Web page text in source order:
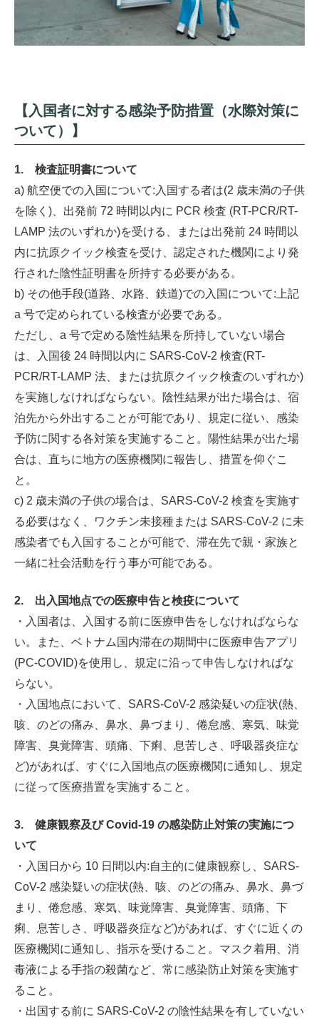
【入国者に対する感染予防措置（水際対策に
ついて）】
1. 検査証明書について
a) 航空便での入国について:入国する者は(2 歳未満の子供
を除く)、出発前 72 時間以内に PCR 検査 (RT-PCR/RT-
LAMP 法のいずれか)を受ける、または出発前 24 時間以
内に抗原クイック検査を受け、認定された機関により発
行された陰性証明書を所持する必要がある。
b) その他手段(道路、水路、鉄道)での入国について:上記
a 号で定められている検査が必要である。
ただし、a 号で定める陰性結果を所持していない場合
は、入国後 24 時間以内に SARS-CoV-2 検査(RT-
PCR/RT-LAMP 法、または抗原クイック検査のいずれか)
を実施しなければならない。陰性結果が出た場合は、宿
泊先から外出することが可能であり、規定に従い、感染
予防に関する各対策を実施すること。陽性結果が出た場
合は、直ちに地方の医療機関に報告し、措置を仰ぐこ
と。
c) 2 歳未満の子供の場合は、SARS-CoV-2 検査を実施す
る必要はなく、ワクチン未接種または SARS-CoV-2 に未
感染者でも入国することが可能で、滞在先で親・家族と
一緒に社会活動を行う事が可能である。
2. 出入国地点での医療申告と検疫について
・入国者は、入国する前に医療申告をしなければならな
い。また、ベトナム国内滞在の期間中に医療申告アプリ
(PC-COVID)を使用し、規定に沿って申告しなければな
らない。
・入国地点において、SARS-CoV-2 感染疑いの症状(熱、
咳、のどの痛み、鼻水、鼻づまり、倦怠感、寒気、味覚
障害、臭覚障害、頭痛、下痢、息苦しさ、呼吸器炎症な
ど)があれば、すぐに入国地点の医療機関に通知し、規定
に従って医療措置を実施すること。
3. 健康観察及びCovid-19 の感染防止対策の実施につ
いて
・入国日から 10 日間以内:自主的に健康観察し、SARS-
CoV-2 感染疑いの症状(熱、咳、のどの痛み、鼻水、鼻づ
まり、倦怠感、寒気、味覚障害、臭覚障害、頭痛、下
痢、息苦しさ、呼吸器炎症など)があれば、すぐに近くの
医療機関に通知し、指示を受けること。マスク着用、消
毒液による手指の殺菌など、常に感染防止対策を実施す
ること。
・出国する前に SARS-CoV-2 の陰性結果を有していない